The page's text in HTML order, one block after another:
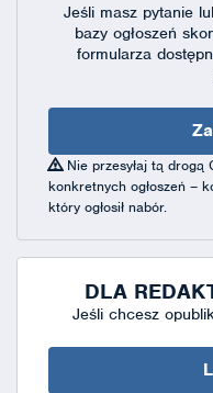
Jeśli masz pytanie
bazy ogłoszeń
formularza
Nie przesyłaj tą drogą
konkretnych ogłoszeń –
który ogłosił nabór.
DLA
Jeśli chcesz